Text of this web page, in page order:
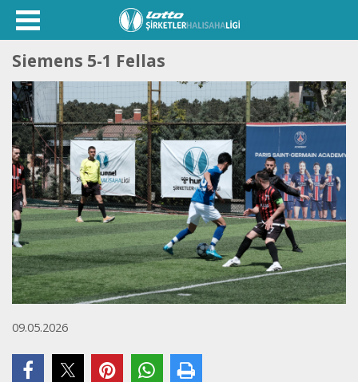
Siemens 5-1 Fellas
09.05.2026